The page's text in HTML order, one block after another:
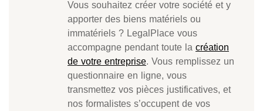
Vous souhaitez créer votre société et y
apporter des biens matériels ou
immatériels ? LegalPlace vous
accompagne pendant toute la création
de votre entreprise. Vous remplissez un
questionnaire en ligne, vous
transmettez vos pièces justificatives, et
nos formalistes s’occupent de vos